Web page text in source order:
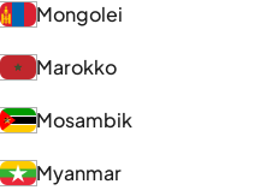
Mongolei
Marokko
Mosambik
Myanmar